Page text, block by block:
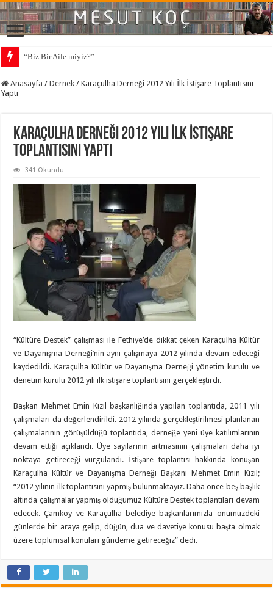
“Biz Bir Aile miyiz?”
Anasayfa / Dernek / Karaçulha Derneği 2012 Yılı İlk İstişare Toplantısını
Yaptı
Karaçulha Derneği 2012 Yılı İlk İstişare
Toplantısını Yaptı
341 Okundu
“Kültüre Destek” çalışması ile Fethiye’de dikkat çeken Karaçulha Kültür
ve Dayanışma Derneği’nin aynı çalışmaya 2012 yılında devam edeceği
kaydedildi. Karaçulha Kültür ve Dayanışma Derneği yönetim kurulu ve
denetim kurulu 2012 yılı ilk istişare toplantısını gerçekleştirdi.
Başkan Mehmet Emin Kızıl başkanlığında yapılan toplantıda, 2011 yılı
çalışmaları da değerlendirildi. 2012 yılında gerçekleştirilmesi planlanan
çalışmalarının görüşüldüğü toplantıda, derneğe yeni üye katılımlarının
devam ettiği açıklandı. Üye sayılarının artmasının çalışmaları daha iyi
noktaya getireceği vurgulandı. İstişare toplantısı hakkında konuşan
Karaçulha Kültür ve Dayanışma Derneği Başkanı Mehmet Emin Kızıl;
“2012 yılının ilk toplantısını yapmış bulunmaktayız. Daha önce beş başlık
altında çalışmalar yapmış olduğumuz Kültüre Destek toplantıları devam
edecek. Çamköy ve Karaçulha belediye başkanlarımızla önümüzdeki
günlerde bir araya gelip, düğün, dua ve davetiye konusu başta olmak
üzere toplumsal konuları gündeme getireceğiz” dedi.